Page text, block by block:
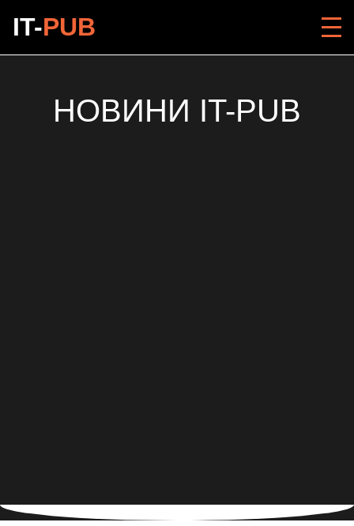
IT-PUB
НОВИНИ IT-PUB